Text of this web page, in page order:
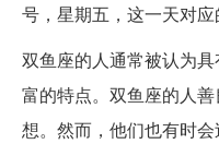
号，星期五，这一天对应
双鱼座的人通常被认为
富的特点。双鱼座的人
想。然而，他们也有时